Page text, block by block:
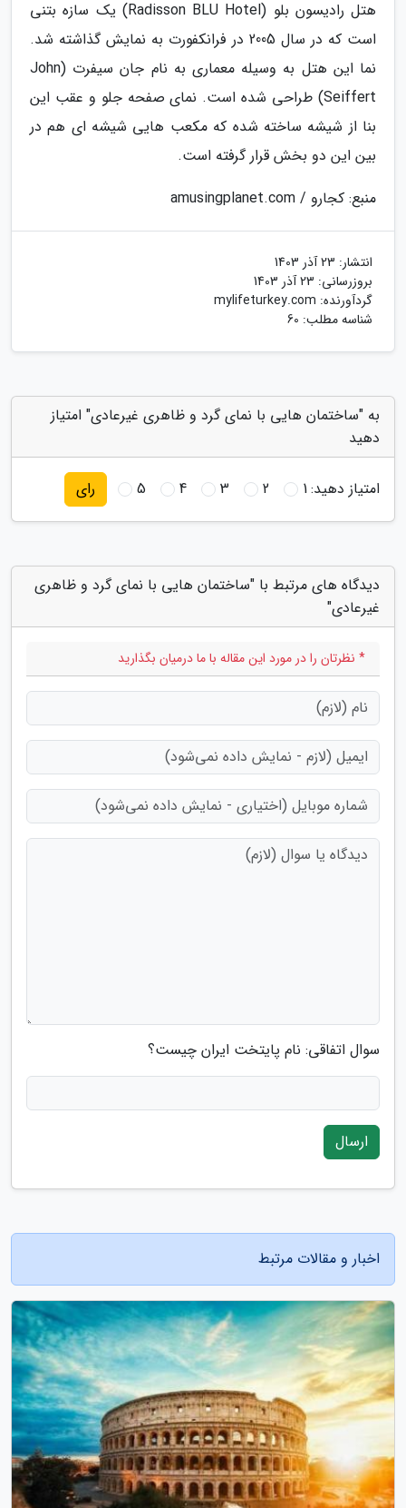
هتل رادیسون بلو (Radisson BLU Hotel) یک سازه بتنی
است که در سال 2005 در فرانکفورت به نمایش گذاشته شد.
نما این هتل به وسیله معماری به نام جان سیفرت (John
Seiffert) طراحی شده است. نمای صفحه جلو و عقب این
بنا از شیشه ساخته شده که مکعب هایی شیشه ای هم در
بین این دو بخش قرار گرفته است.
منبع: کجارو / amusingplanet.com
انتشار: 23 آذر 1403
بروزرسانی: 23 آذر 1403
گردآورنده: mylifeturkey.com
شناسه مطلب: 60
به "ساختمان هایی با نمای گرد و ظاهری غیرعادی" امتیاز
دهید
امتیاز دهید:1
2
3
4
5 رای
دیدگاه های مرتبط با "ساختمان هایی با نمای گرد و ظاهری
غیرعادی"
* نظرتان را در مورد این مقاله با ما درمیان بگذارید
سوال اتفاقی: نام پایتخت ایران چیست؟
ارسال
اخبار و مقالات مرتبط